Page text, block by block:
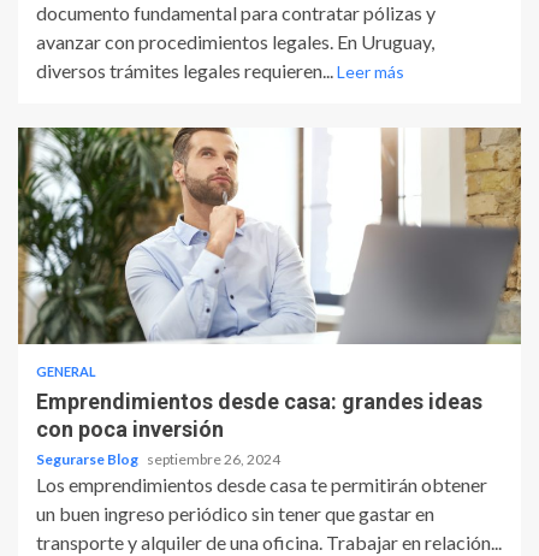
documento fundamental para contratar pólizas y
avanzar con procedimientos legales. En Uruguay,
diversos trámites legales requieren...Leer más
GENERAL
Emprendimientos desde casa: grandes ideas
con poca inversión
Segurarse Blog septiembre 26, 2024
Los emprendimientos desde casa te permitirán obtener
un buen ingreso periódico sin tener que gastar en
transporte y alquiler de una oficina. Trabajar en relación...